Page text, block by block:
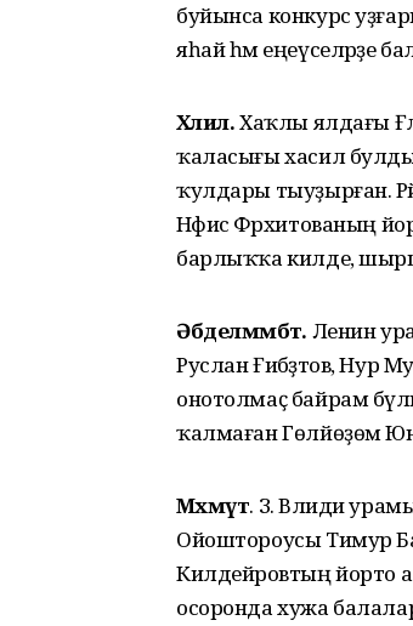
буйынса конкурс
яһай һәм еңеүселәрҙе
Хәлил.Хаҡлы ялдағы
ҡаласығы хасил булды.
ҡулдары тыуҙырған.
Нәфисә Фәрхитованың
барлыҡҡа килде,
Әбделмәмбәт. Ленин
Руслан Ғибәҙәтов, Нур
онотолмаҫ байрам
ҡалмаған Гөлйөҙөм
Мәхмүт. З. Вәлиди
Ойоштороусы Тимур
Килдейәровтың
осоронда хужа